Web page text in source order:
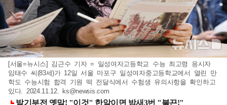
[서울=뉴시스] 김근수 기자 = 일성여자고등학교 수능 최고령 응시자
임태수 씨(83세)가 12일 서울 마포구 일성여자중고등학교에서 열린 만
학도 수능시험 합격 기원 떡 전달식에서 수험생 유의사항을 확인하고
있다. 2024.11.12. ks@newsis.com